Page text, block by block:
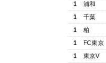
1
浦和
1
千葉
1
柏
1
FC東京
1
東京V